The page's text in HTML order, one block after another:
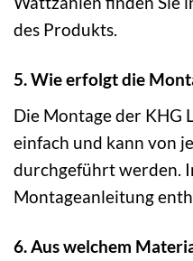
des Produkts.
5. Wie erfolgt die
Die Montage der KHG
einfach und kann von
durchgeführt werden.
Montageanleitung
6. Aus welchem